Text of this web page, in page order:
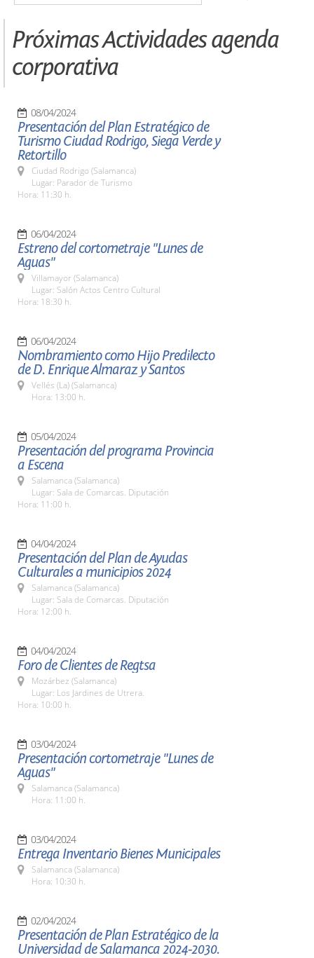
Próximas Actividades agenda
corporativa
08/04/2024
Presentación del Plan Estratégico de
Turismo Ciudad Rodrigo, Siega Verde y
Retortillo
Ciudad Rodrigo (Salamanca)
Lugar: Parador de Turismo
Hora: 11:30 h.
06/04/2024
Estreno del cortometraje "Lunes de
Aguas"
Villamayor (Salamanca)
Lugar: Salón Actos Centro Cultural
Hora: 18:30 h.
06/04/2024
Nombramiento como Hijo Predilecto
de D. Enrique Almaraz y Santos
Vellés (La) (Salamanca)
Hora: 13:00 h.
05/04/2024
Presentación del programa Provincia
a Escena
Salamanca (Salamanca)
Lugar: Sala de Comarcas. Diputación
Hora: 11:00 h.
04/04/2024
Presentación del Plan de Ayudas
Culturales a municipios 2024
Salamanca (Salamanca)
Lugar: Sala de Comarcas. Diputación
Hora: 12:00 h.
04/04/2024
Foro de Clientes de Regtsa
Mozárbez (Salamanca)
Lugar: Los Jardines de Utrera.
Hora: 10:00 h.
03/04/2024
Presentación cortometraje "Lunes de
Aguas"
Salamanca (Salamanca)
Hora: 11:00 h.
03/04/2024
Entrega Inventario Bienes Municipales
Salamanca (Salamanca)
Hora: 10:30 h.
02/04/2024
Presentación de Plan Estratégico de la
Universidad de Salamanca 2024-2030.